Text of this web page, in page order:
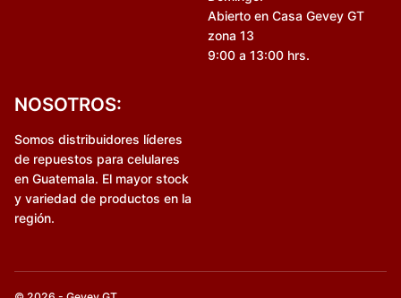
Abierto en Casa Gevey GT
zona 13
9:00 a 13:00 hrs.
NOSOTROS:
Somos distribuidores líderes
de repuestos para celulares
en Guatemala. El mayor stock
y variedad de productos en la
región.